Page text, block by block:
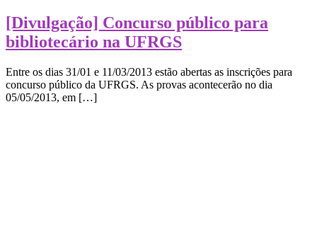
[Divulgação] Concurso público para
bibliotecário na UFRGS
Entre os dias 31/01 e 11/03/2013 estão abertas as inscrições para
concurso público da UFRGS. As provas acontecerão no dia
05/05/2013, em […]